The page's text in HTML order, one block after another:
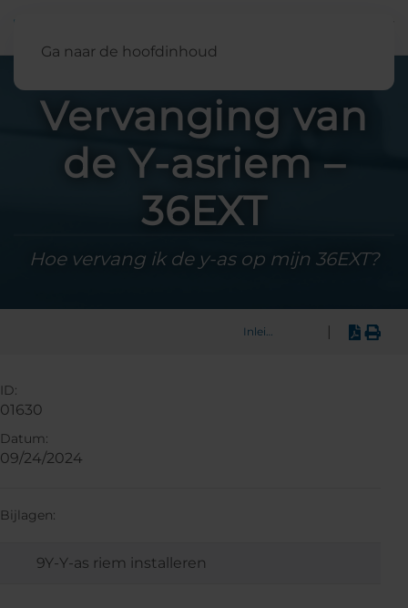
Ga naar de hoofdinhoud
Vervanging van
de Y-asriem –
36EXT
Hoe vervang ik de y-as op mijn 36EXT?
Inleiding
ID:
01630
Datum:
09/24/2024
Bijlagen:
9Y-Y-as riem installeren